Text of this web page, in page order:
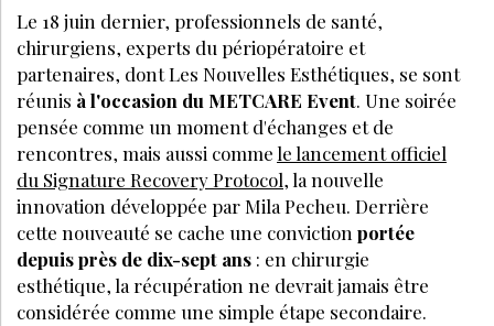
Le 18 juin dernier, professionnels de santé,
chirurgiens, experts du périopératoire et
partenaires, dont Les Nouvelles Esthétiques, se sont
réunis à l'occasion du METCARE Event. Une soirée
pensée comme un moment d'échanges et de
rencontres, mais aussi comme le lancement officiel
du Signature Recovery Protocol, la nouvelle
innovation développée par Mila Pecheu. Derrière
cette nouveauté se cache une conviction portée
depuis près de dix-sept ans : en chirurgie
esthétique, la récupération ne devrait jamais être
considérée comme une simple étape secondaire.